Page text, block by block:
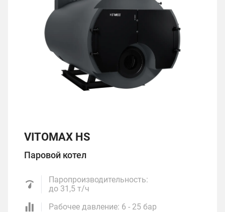
VITOMAX HS
Паровой котел
Паропроизводительность:
до 31,5 т/ч
Рабочее давление: 6 - 25 бар